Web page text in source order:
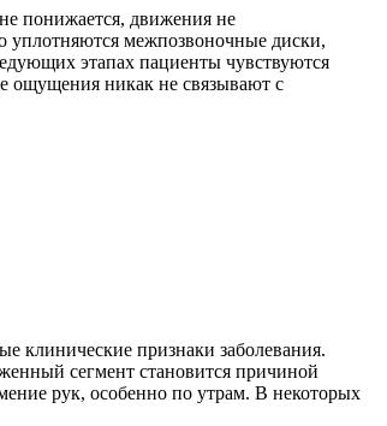
понижается, движения не
уплотняются межпозвоночные диски,
этапах пациенты чувствуются
ощущения никак не связывают с
клинические признаки заболевания.
сегмент становится причиной
рук, особенно по утрам. В некоторых